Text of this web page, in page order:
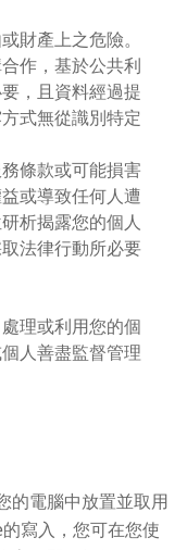
財產上之危險。
作，基於公共利
，且資料經過提
式無從識別特定
條款或可能損害
或導致任何人遭
析揭露您的個人
法律行動所必要
理或利用您的個
人善盡監督管理
的電腦中放置並取用
寫入，您可在您使